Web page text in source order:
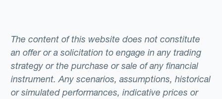
The content of this website does not constitute
an offer or a solicitation to engage in any trading
strategy or the purchase or sale of any financial
instrument. Any scenarios, assumptions, historical
or simulated performances, indicative prices or